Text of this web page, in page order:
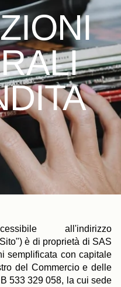
all'indirizzo
è di proprietà di SAS
semplificata con capitale
del Commercio e delle
533 329 058, la cui sede